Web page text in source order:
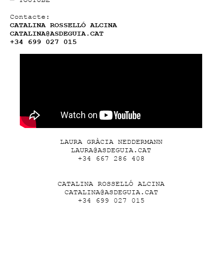
Contacte:
CATALINA ROSSELLÓ ALCINA
CATALINA@ASDEGUIA.CAT
+34 699 027 015
LAURA GRÀCIA NEDDERMANN
LAURA@ASDEGUIA.CAT
+34 667 286 408
CATALINA ROSSELLÓ ALCINA
CATALINA@ASDEGUIA.CAT
+34 699 027 015